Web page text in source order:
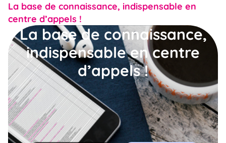
La base de connaissance, indispensable en
centre d’appels !
La base de connaissance,
indispensable en centre
d’appels !